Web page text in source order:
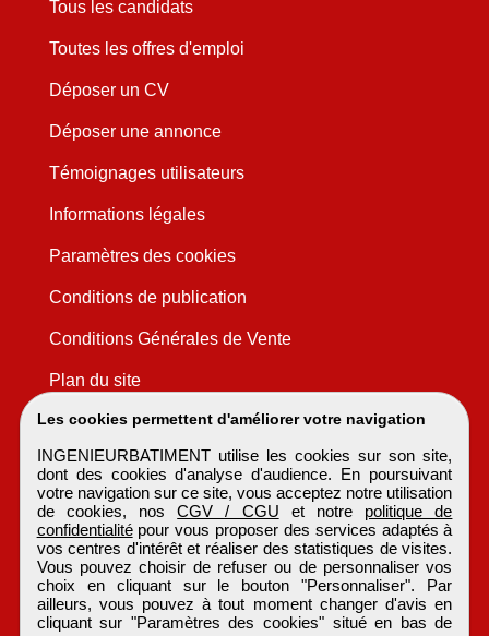
Les cookies permettent d'améliorer votre navigation
INGENIEURBATIMENT utilise les cookies sur son site,
dont des cookies d'analyse d'audience. En poursuivant
votre navigation sur ce site, vous acceptez notre utilisation
de cookies, nosCGV / CGU et notre politique de
confidentialitépour vous proposer des services adaptés à
vos centres d'intérêt et réaliser des statistiques de visites.
Vous pouvez choisir de refuser ou de personnaliser vos
choix en cliquant sur le bouton "Personnaliser". Par
ailleurs, vous pouvez à tout moment changer d'avis en
cliquant sur "Paramètres des cookies" situé en bas de
Tous les candidats
Toutes les offres d'emploi
Déposer un CV
Déposer une annonce
Témoignages utilisateurs
Informations légales
Paramètres des cookies
Conditions de publication
Conditions Générales de Vente
Plan du site